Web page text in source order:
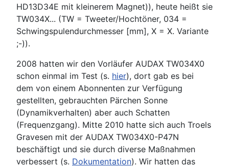
HD13D34E mit kleinerem Magnet)), heute heißt sie
TW034X... (TW = Tweeter/Hochtöner, 034 =
Schwingspulendurchmesser [mm], X = X. Variante
;-)).
2008 hatten wir den Vorläufer AUDAX TW034X0
schon einmal im Test (s. hier), dort gab es bei
dem von einem Abonnenten zur Verfügung
gestellten, gebrauchten Pärchen Sonne
(Dynamikverhalten) aber auch Schatten
(Frequenzgang). Mitte 2010 hatte sich auch Troels
Gravesen mit der AUDAX TW034X0-P47N
beschäftigt und sie durch diverse Maßnahmen
verbessert (s. Dokumentation). Wir hatten das